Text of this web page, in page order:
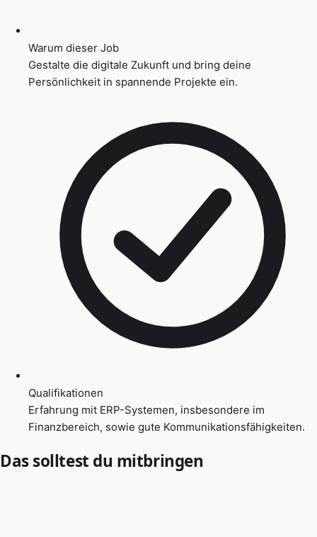
Warum dieser Job
Gestalte die digitale Zukunft und bring deine
Persönlichkeit in spannende Projekte ein.
Qualifikationen
Erfahrung mit ERP-Systemen, insbesondere im
Finanzbereich, sowie gute Kommunikationsfähigkeiten.
Das solltest du mitbringen